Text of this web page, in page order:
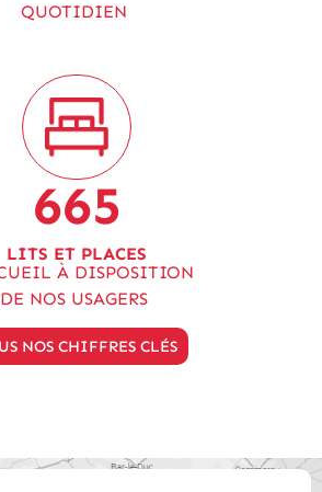
QUOTIDIEN
LITS ET PLACES
665
À DISPOSITION
DE NOS USAGERS
NOS CHIFFRES CLÉS